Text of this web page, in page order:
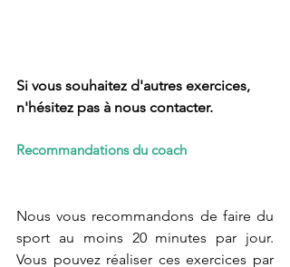
Si vous souhaitez d'autres exercices,
n'hésitez pas à nous contacter.
Recommandations du coach
Nous vous recommandons de faire du
sport au moins 20 minutes par jour.
Vous pouvez réaliser ces exercices par